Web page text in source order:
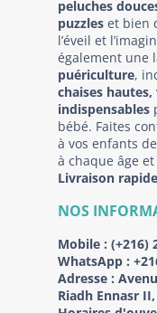
peluches
puzzles et bien
l’éveil et
également une
puériculture,
chaises
indispensables
bébé. Faites
à vos enfants
à chaque âge
Livraison
NOS
Mobile : (+216)
WhatsApp :
Adresse :
Riadh Ennasr